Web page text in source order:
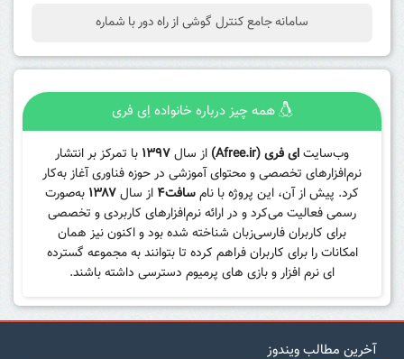
سامانه جامع کنترل گوشی از راه دور با شماره
همه چیز درباره خانواده اِی فری
وب‌سایتای فری (Afree.ir) از سال۱۳۹۷ با تمرکز بر انتشار
نرم‌افزارهای تخصصی و محتوای آموزشی در حوزه فناوری آغاز به‌کار
کرد. پیش از آن، این پروژه با نامسافت۴ از سال۱۳۸۷ به‌صورت
رسمی فعالیت می‌کرد و در ارائه نرم‌افزارهای کاربردی و تخصصی
برای کاربران فارسی‌زبان شناخته شده بود و اکنون نیز همان
امکانات را برای کاربران فراهم کرده تا بتوانند به مجموعه گسترده
ای نرم افزار و بازی های پرمیوم دسترسی داشته باشند.
آخرین مطالب ویندوز